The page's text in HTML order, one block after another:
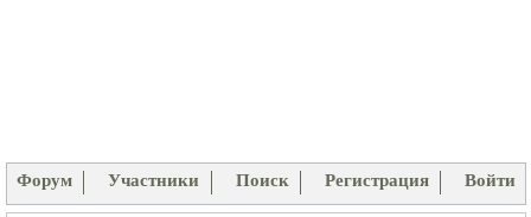
Форум Участники Поиск Регистрация Войти